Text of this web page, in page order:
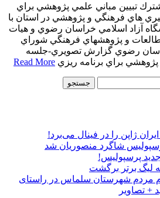
تبيين مباني علمي پژوهشي براي
هاي فرهنگي و پژوهشي در استان با
آزاد اسلامي خراسان رضوي و هيات
و پژوهشهاي فرهنگي شوراي
رضوي گزارش تصويري-جلسه
براي برنامه ريزي Read More
ژاپن را در فینال می‌برد!
شاگرد منصوریان شد
پرسپولیس!
لیگ برتر برگشت
مردم شهرستان سلماس در راستای
+ تصاویر